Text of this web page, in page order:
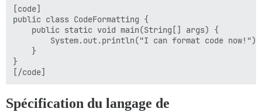
[code]
public class CodeFormatting {
    public static void main(String[] args) {
        System.out.println("I can format code now!");
    }
}
Spécification du langage de